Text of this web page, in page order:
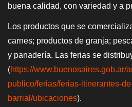
buena calidad, con variedad y a
Los productos que se
carnes; productos de granja;
y panadería. Las ferias se
(https://
publico/ferias/ferias-itinerantes-
barrial/ubicaciones).